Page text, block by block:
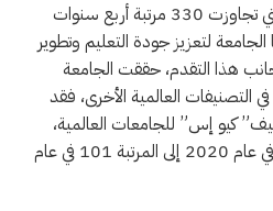
وتعكس هذه القفزة الكبيرة، التي تجاوزت 330 مرتبة أربع سنوات
الجامعة لتعزيز جودة التعليم وتطوير
هذا التقدم، حققت الجامعة
التصنيفات العالمية الأخرى، فقد
كيو إس” للجامعات العالمية،
حيث ارتفعت من المرتبة 200 في عام 2020 إلى المرتبة 101 في عام